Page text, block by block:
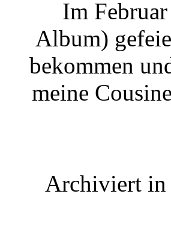
Im
Album)
bekommen
meine
Archiviert